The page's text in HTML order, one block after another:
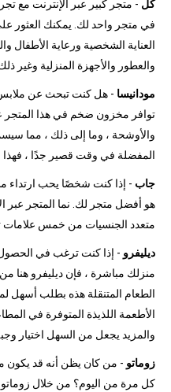
كل - متجر كبير عبر الإنترنت مع
في متجر واحد لك. يمكنك العثور
العناية الشخصية ورعاية الأطفال
والعطور والأجهزة المنزلية وغير
مودانيسا - هل كنت تبحث عن ملابس
توافر مخزون ضخم في هذا المتجر
والأوشحة ، وما إلى ذلك ، مما
المفضلة في وقت قصير جدًا ، فهذا
جاب - إذا كنت شخصًا يحب ارتداء
هو أفضل متجر لك. نما المتجر عبر
متعدد الجنسيات من خمس علامات
ديليفرو - إذا كنت ترغب في
منزلك مباشرة ، فإن ديليفرو
الطعام المتنقلة هذه بطلب أسهل
الأطعمة اللذيذة المتوفرة في
والمزيد يجعل من السهل اختيار
زوماتو - من كان يظن أنه قد يكون
كل مرة من اليوم؟ من خلال